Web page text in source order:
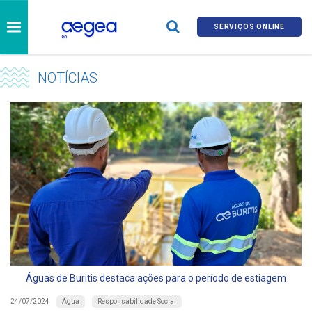
SERVIÇOS ONLINE
NOTÍCIAS
Águas de Buritis destaca ações para o período de estiagem
24/07/2024 Água Responsabilidade Social